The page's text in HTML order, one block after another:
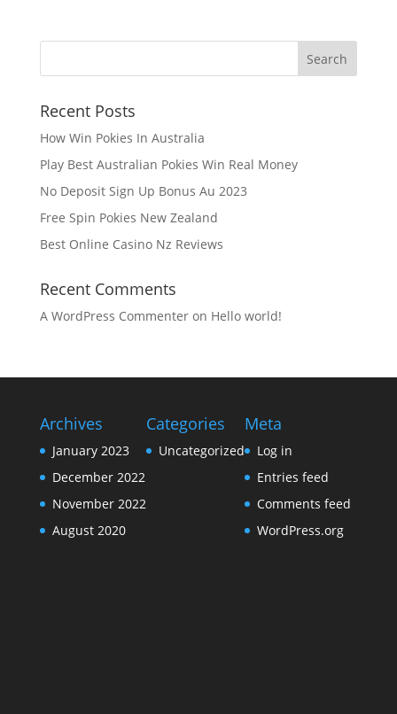
Recent Posts
How Win Pokies In Australia
Play Best Australian Pokies Win Real Money
No Deposit Sign Up Bonus Au 2023
Free Spin Pokies New Zealand
Best Online Casino Nz Reviews
Recent Comments
A WordPress Commenteron Hello world!
Archives
January 2023
December 2022
November 2022
August 2020
Categories
Uncategorized
Meta
Log in
Entries feed
Comments feed
WordPress.org